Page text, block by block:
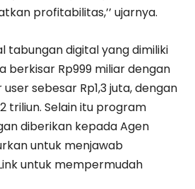
profitabilitas,’’ ujarnya.
tabungan digital yang dimiliki
berkisar Rp999 miliar dengan
sebesar Rp1,3 juta, dengan
triliun. Selain itu program
diberikan kepada Agen
untuk menjawab
untuk mempermudah